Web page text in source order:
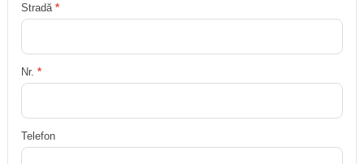
Stradă *
Nr. *
Telefon